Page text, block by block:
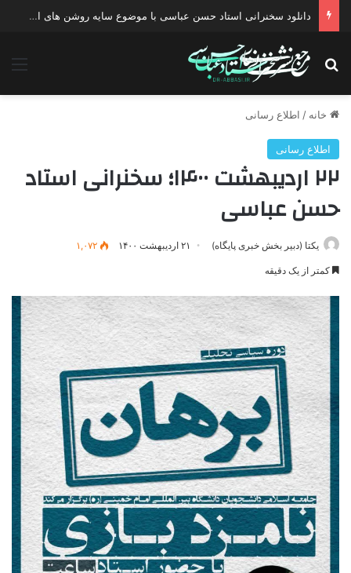
دانلود سخنرانی استاد حسن عباسی با موضوع چهار انتخاب ۱۴۰۰
جستجو برای
خانه / اطلاع رسانی
اطلاع رسانی
۲۲ اردیبهشت ۱۴۰۰؛ سخنرانی استاد
حسن عباسی
یکتا (دبیر بخش خبری پایگاه) ۲۱ اردیبهشت ۱۴۰۰ ۱,۰۷۲
کمتر از یک دقیقه